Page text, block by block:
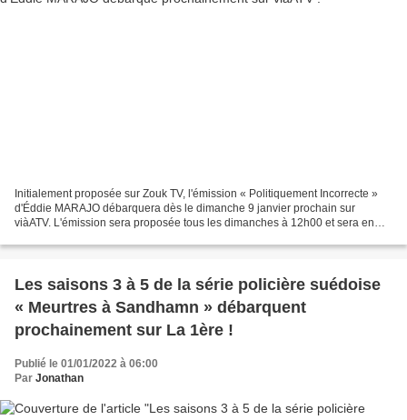
Initialement proposée sur Zouk TV, l'émission « Politiquement Incorrecte »
d'Éddie MARAJO débarquera dès le dimanche 9 janvier prochain sur
viàATV. L'émission sera proposée tous les dimanches à 12h00 et sera en
Les saisons 3 à 5 de la série policière suédoise
« Meurtres à Sandhamn » débarquent
prochainement sur La 1ère !
Publié le 01/01/2022 à 06:00
Par Jonathan